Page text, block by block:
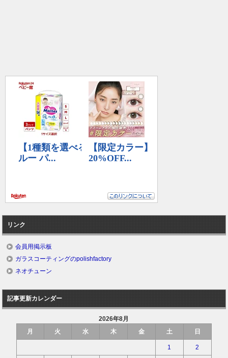
リンク
会員用掲示板
ガラスコーティングのpolishfactory
ネオチューン
記事更新カレンダー
2026年8月
月
火 水 木 金 土 日
1 2